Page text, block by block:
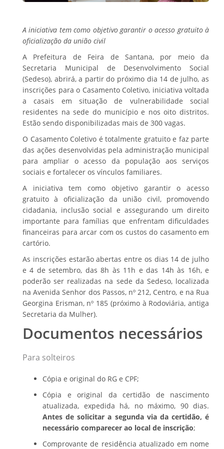
A iniciativa tem como objetivo garantir o acesso gratuito à
oficialização da união civil
A Prefeitura de Feira de Santana, por meio da
Secretaria Municipal de Desenvolvimento Social
(Sedeso), abrirá, a partir do próximo dia 14 de julho, as
inscrições para o Casamento Coletivo, iniciativa voltada
a casais em situação de vulnerabilidade social
residentes na sede do município e nos oito distritos.
Estão sendo disponibilizadas mais de 300 vagas.
O Casamento Coletivo é totalmente gratuito e faz parte
das ações desenvolvidas pela administração municipal
para ampliar o acesso da população aos serviços
sociais e fortalecer os vínculos familiares.
A iniciativa tem como objetivo garantir o acesso
gratuito à oficialização da união civil, promovendo
cidadania, inclusão social e assegurando um direito
importante para famílias que enfrentam dificuldades
financeiras para arcar com os custos do casamento em
cartório.
As inscrições estarão abertas entre os dias 14 de julho
e 4 de setembro, das 8h às 11h e das 14h às 16h, e
poderão ser realizadas na sede da Sedeso, localizada
na Avenida Senhor dos Passos, nº 212, Centro, e na Rua
Georgina Erisman, nº 185 (próximo à Rodoviária, antiga
Secretaria da Mulher).
Documentos necessários
Para solteiros
Cópia e original do RG e CPF;
Cópia e original da certidão de nascimento
atualizada, expedida há, no máximo, 90 dias.
Antes de solicitar a segunda via da certidão, é
necessário comparecer ao local de inscrição;
Comprovante de residência atualizado em nome